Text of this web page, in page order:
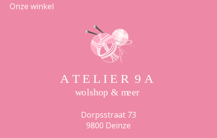
Onze winkel
Dorpsstraat 73
9800 Deinze